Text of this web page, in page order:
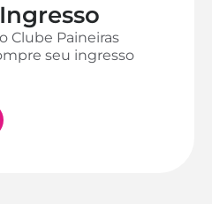
Clube Paineiras
seu ingresso